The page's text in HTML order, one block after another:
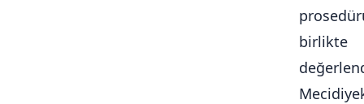
birlikte